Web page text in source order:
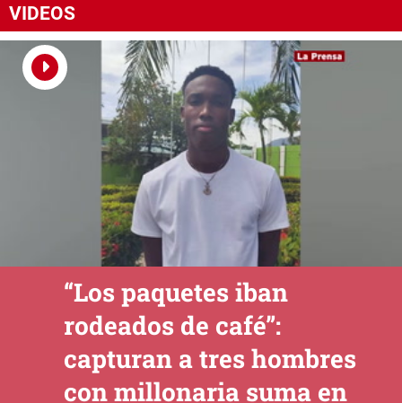
VIDEOS
“Los paquetes iban
rodeados de café”:
capturan a tres hombres
con millonaria suma en